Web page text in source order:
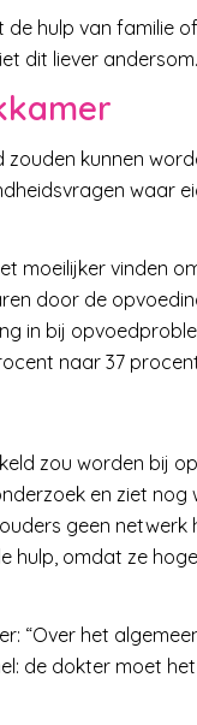
hulp van familie
dit liever andersom.
kunnen
waar
moeilijker vinden
door de
in bij
naar 37
zou worden bij
en ziet nog
geen
hulp, omdat ze
“Over het
de dokter moet